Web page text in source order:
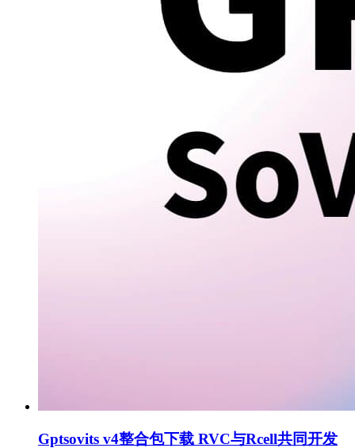
Gptsovits v4整合包下载 RVC与Rcell共同开发